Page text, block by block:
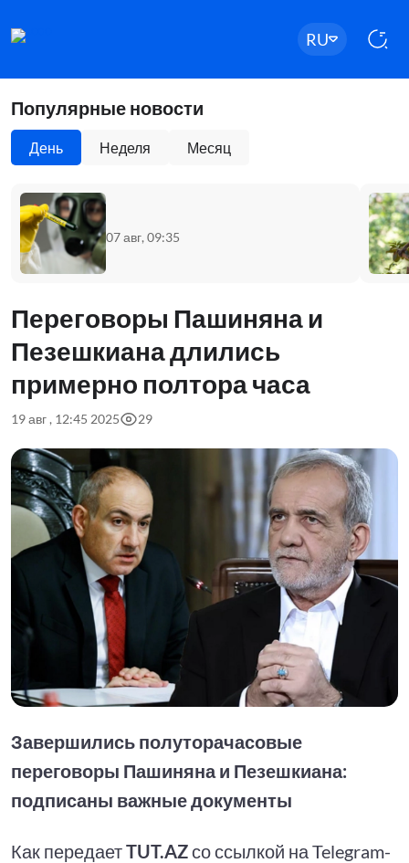
RU
Популярные новости
День Неделя Месяц
07 авг, 09:35
Переговоры Пашиняна и
Пезешкиана длились
примерно полтора часа
19 авг , 12:45 2025 29
Завершились полуторачасовые
переговоры Пашиняна и Пезешкиана:
подписаны важные документы
Как передаетTUT.AZсо ссылкой на Telegram-